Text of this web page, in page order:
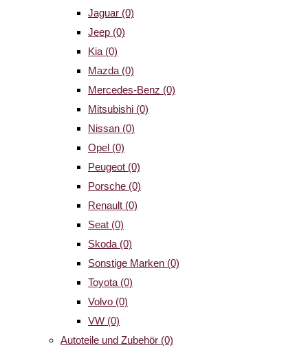
Jaguar (0)
Jeep (0)
Kia (0)
Mazda (0)
Mercedes-Benz (0)
Mitsubishi (0)
Nissan (0)
Opel (0)
Peugeot (0)
Porsche (0)
Renault (0)
Seat (0)
Skoda (0)
Sonstige Marken (0)
Toyota (0)
Volvo (0)
VW (0)
Autoteile und Zubehör (0)